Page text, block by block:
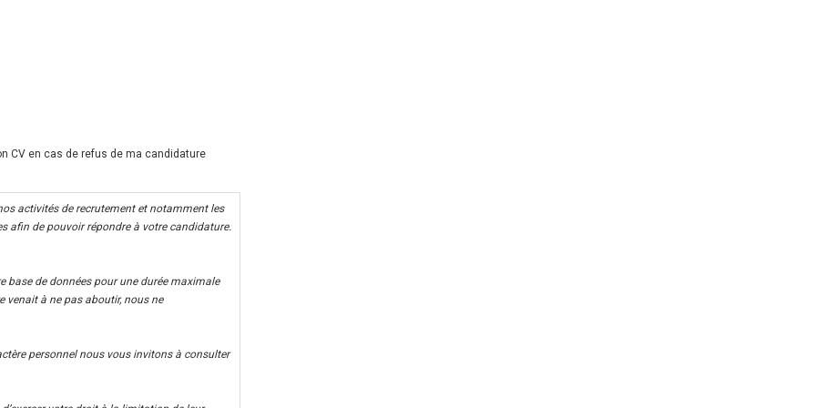
CV en cas de refus de ma candidature
activités de recrutement et notamment les
afin de pouvoir répondre à votre candidature.
base de données pour une durée maximale
venait à ne pas aboutir, nous ne
personnel nous vous invitons à consulter